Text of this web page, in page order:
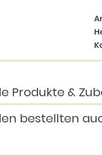
Produkte &
bestellten